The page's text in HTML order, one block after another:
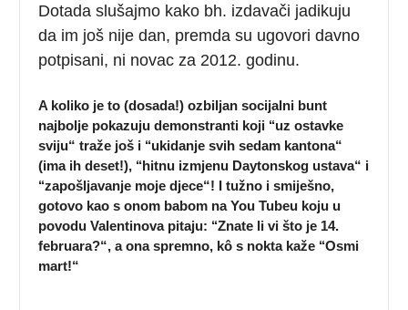
Dotada slušajmo kako bh. izdavači jadikuju
da im još nije dan, premda su ugovori davno
potpisani, ni novac za 2012. godinu.
A koliko je to (dosada!) ozbiljan socijalni bunt
najbolje pokazuju demonstranti koji ‘‘uz ostavke
sviju“ traže još i ‘‘ukidanje svih sedam kantona“
(ima ih deset!), ‘‘hitnu izmjenu Daytonskog ustava“ i
‘‘zapošljavanje moje djece“! I tužno i smiješno,
gotovo kao s onom babom na You Tubeu koju u
povodu Valentinova pitaju: ‘‘Znate li vi što je 14.
februara?“, a ona spremno, kô s nokta kaže ‘‘Osmi
mart!“